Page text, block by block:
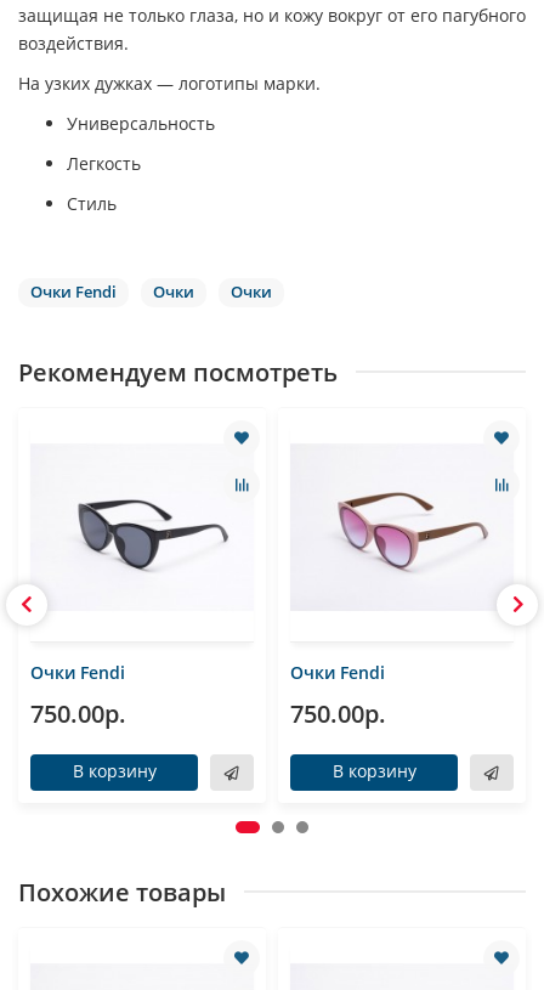
защищая не только глаза, но и кожу вокруг от его пагубного
воздействия.
На узких дужках — логотипы марки.
Универсальность
Легкость
Стиль
Очки Fendi Очки Очки
Рекомендуем посмотреть
Очки Fendi
750.00р.
В корзину
Очки Fendi
750.00р.
В корзину
Похожие товары